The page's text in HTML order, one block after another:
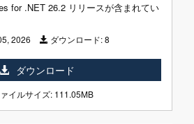
for .NET 26.2 リリースが含まれてい
2026 ダウンロード:8
ダウンロード
イルサイズ: 111.05MB